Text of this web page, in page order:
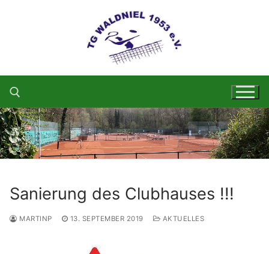
Suchen nach:
Sanierung des Clubhauses !!!
MARTINP 13. SEPTEMBER 2019 AKTUELLES